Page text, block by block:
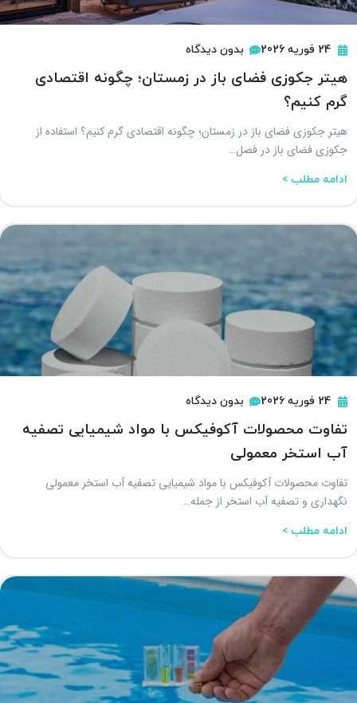
24 فوریه 2026 بدون دیدگاه
هیتر جکوزی فضای باز در زمستان؛ چگونه اقتصادی
گرم کنیم؟
هیتر جکوزی فضای باز در زمستان؛ چگونه اقتصادی گرم کنیم؟ استفاده از
جکوزی فضای باز در فصل…
ادامه مطلب >
24 فوریه 2026 بدون دیدگاه
تفاوت محصولات آکوفیکس با مواد شیمیایی تصفیه
آب استخر معمولی
تفاوت محصولات آکوفیکس با مواد شیمیایی تصفیه آب استخر معمولی
نگهداری و تصفیه آب استخر از جمله…
ادامه مطلب >